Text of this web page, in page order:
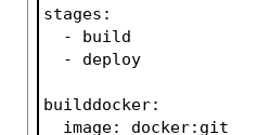
stages:
  - build
  - deploy
builddocker:
  image: docker:git